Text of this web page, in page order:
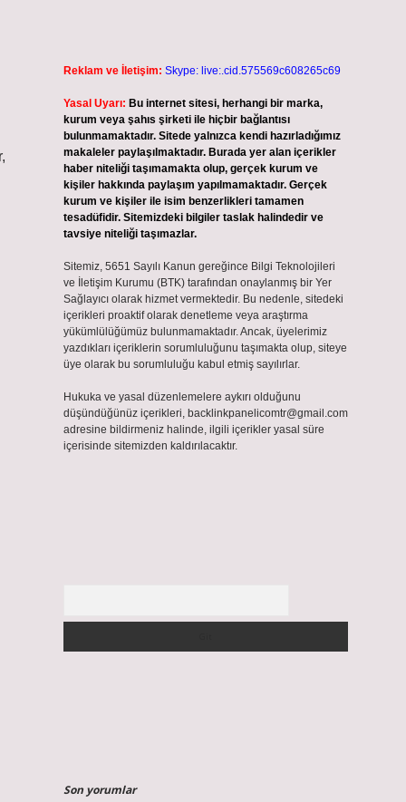
Reklam ve İletişim: Skype: live:.cid.575569c608265c69
Yasal Uyarı: Bu internet sitesi, herhangi bir marka,
kurum veya şahıs şirketi ile hiçbir bağlantısı
bulunmamaktadır. Sitede yalnızca kendi hazırladığımız
makaleler paylaşılmaktadır. Burada yer alan içerikler
haber niteliği taşımamakta olup, gerçek kurum ve
kişiler hakkında paylaşım yapılmamaktadır. Gerçek
kurum ve kişiler ile isim benzerlikleri tamamen
tesadüfidir. Sitemizdeki bilgiler taslak halindedir ve
tavsiye niteliği taşımazlar.
Sitemiz, 5651 Sayılı Kanun gereğince Bilgi Teknolojileri
ve İletişim Kurumu (BTK) tarafından onaylanmış bir Yer
Sağlayıcı olarak hizmet vermektedir. Bu nedenle, sitedeki
içerikleri proaktif olarak denetleme veya araştırma
yükümlülüğümüz bulunmamaktadır. Ancak, üyelerimiz
yazdıkları içeriklerin sorumluluğunu taşımakta olup, siteye
üye olarak bu sorumluluğu kabul etmiş sayılırlar.
Hukuka ve yasal düzenlemelere aykırı olduğunu
düşündüğünüz içerikleri, backlinkpanelicomtr@gmail.com
adresine bildirmeniz halinde, ilgili içerikler yasal süre
içerisinde sitemizden kaldırılacaktır.
Son yorumlar